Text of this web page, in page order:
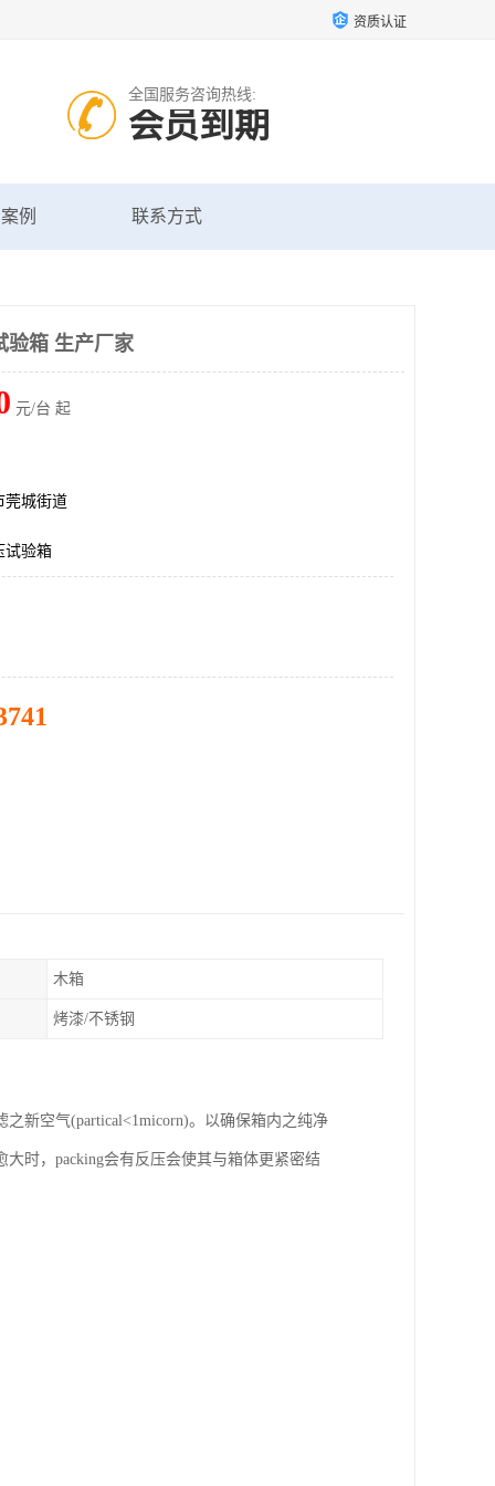
资质认证
全国服务咨询热线:
会员到期
例 联系方式
验箱 生产厂家
元/台 起
莞城街道
试验箱
木箱
烤漆/不锈钢
新空气(partical<1micorn)。以确保箱内之纯净
时，packing会有反压会使其与箱体更紧密结